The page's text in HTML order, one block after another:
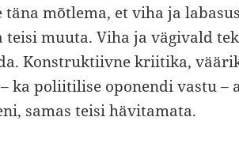
täna mõtlema, et viha ja
teisi muuta. Viha ja vägivald
Konstruktiivne kriitika,
ka poliitilise oponendi vastu –
samas teisi hävitamata.